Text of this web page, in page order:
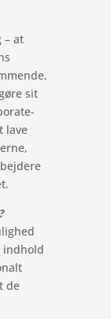
– at
sit
lave
indhold
de